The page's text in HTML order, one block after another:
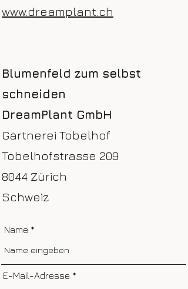
www.dreamplant.ch
Blumenfeld zum selbst
schneiden
DreamPlant GmbH
Gärtnerei Tobelhof
Tobelhofstrasse 209
8044 Zürich
Schweiz
Name
E-Mail-Adresse